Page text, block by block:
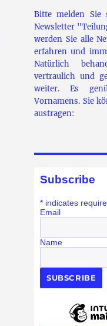
Bitte melden Sie
Newsletter
werden Sie alle
erfahren und
Natürlich
vertraulich und
weiter. Es
Vornamens. Sie
austragen:
Subscribe
*indicates
Email
Name